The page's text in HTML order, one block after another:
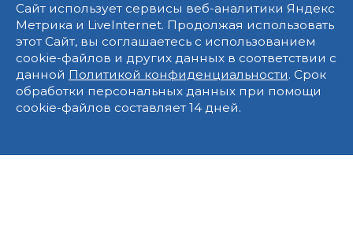
Сайт использует сервисы веб-аналитики Яндекс
Метрика и LiveInternet. Продолжая использовать
этот Сайт, вы соглашаетесь с использованием
cookie-файлов и других данных в соответствии с
данной Политикой конфиденциальности. Срок
обработки персональных данных при помощи
cookie-файлов составляет 14 дней.